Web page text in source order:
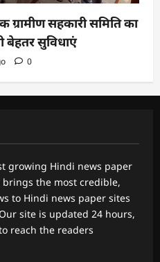
ग्रामीण सहकारी समिति का
बेहतर सुविधाएं
0
growing Hindi news paper
the most credible,
to Hindi news paper sites
site is updated 24 hours,
reach the readers